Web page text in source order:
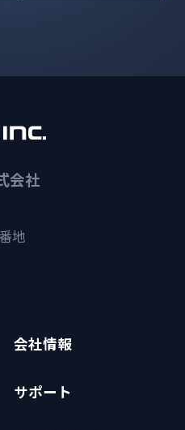
会社
地
会社情報
サポート